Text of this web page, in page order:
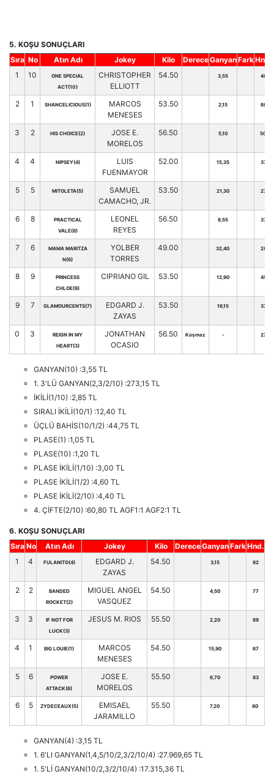
5. KOŞU SONUÇLARI
Sıra No Atın Adı Jokey Kilo DereceGanyanFarkHnd.
1
10
ONE SPECIAL
ACT(10)
CHRISTOPHER
ELLIOTT
54.50 3,55 48
2 1 SHANCELICIOUS(1)
MARCOS
MENESES
53.50 2,15 68
3 2 HIS CHOICE(2)
JOSE E.
MORELOS
56.50 5,10 50
4 4 NIPSEY(4)
LUIS
FUENMAYOR
52.00 15,35 37
5 5 MITOLETA(5)
SAMUEL
CAMACHO, JR.
53.50 21,30 27
6 8
PRACTICAL
VALE(8)
LEONEL
REYES
56.50 8,55 37
7 6
MAMA MARITZA
N(6)
YOLBER
TORRES
49.00 32,40 28
8 9
PRINCESS
CHLOE(9)
CIPRIANO GIL 53.50 12,90 45
9 7 GLAMOURCENTS(7)
EDGARD J.
ZAYAS
53.50 16,15 37
0 3
REIGN IN MY
HEART(3)
JONATHAN
OCASIO
56.50 Koşmaz - 22
GANYAN(10) :3,55 TL
1. 3'LÜ GANYAN(2,3/2/10) :273,15 TL
İKİLİ(1/10) :2,85 TL
SIRALI İKİLİ(10/1) :12,40 TL
ÜÇLÜ BAHİS(10/1/2) :44,75 TL
PLASE(1) :1,05 TL
PLASE(10) :1,20 TL
PLASE İKİLİ(1/10) :3,00 TL
PLASE İKİLİ(1/2) :4,60 TL
PLASE İKİLİ(2/10) :4,40 TL
4. ÇİFTE(2/10) :60,80 TL AGF1:1 AGF2:1 TL
6. KOŞU SONUÇLARI
Sıra No Atın Adı Jokey Kilo DereceGanyanFarkHnd.
1
4 FULANITO(4)
EDGARD J.
ZAYAS
54.50 3,15 82
2 2
BANDED
ROCKET(2)
MIGUEL ANGEL
VASQUEZ
54.50 4,50 77
3 3
IF NOT FOR
LUCK(3)
JESUS M. RIOS 55.50 2,20 89
4 1 BIG LOUIE(1)
MARCOS
MENESES
54.50 15,90 67
5 6
POWER
ATTACK(6)
JOSE E.
MORELOS
55.50 6,70 83
6 5 ZYDECEAUX(5)
EMISAEL
JARAMILLO
55.50 7,20 80
GANYAN(4) :3,15 TL
1. 6'LI GANYAN(1,4,5/10/2,3/2/10/4) :27.969,65 TL
1. 5'Lİ GANYAN(10/2,3/2/10/4) :17.315,36 TL